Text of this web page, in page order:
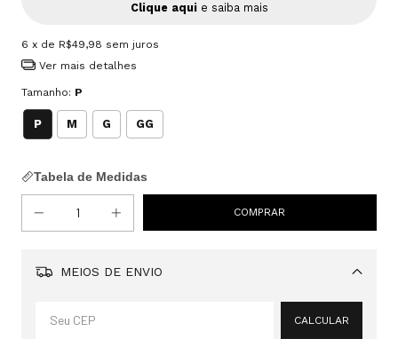
Clique aquie saiba mais
6 x de R$49,98 sem juros
Ver mais detalhes
Tamanho: P
P M G GG
Tabela de Medidas
MEIOS DE ENVIO
Alterar CEP
CALCULAR